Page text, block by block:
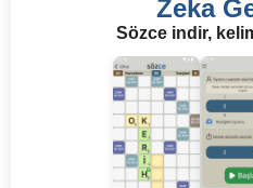
Zeka
Sözce indir,